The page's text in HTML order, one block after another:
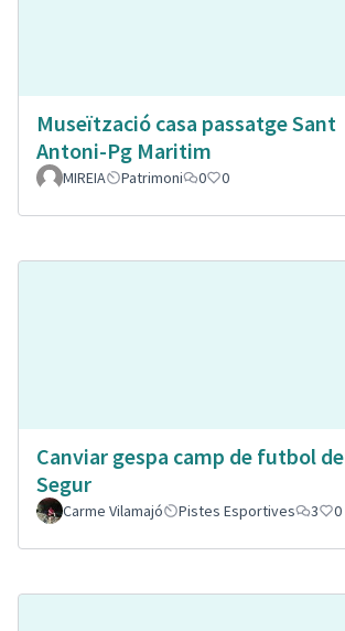
Museïtzació casa passatge Sant
Antoni-Pg Maritim
MIREIA Patrimoni 0 0
Canviar gespa camp de futbol de
Segur
Carme Vilamajó Pistes Esportives 3 0